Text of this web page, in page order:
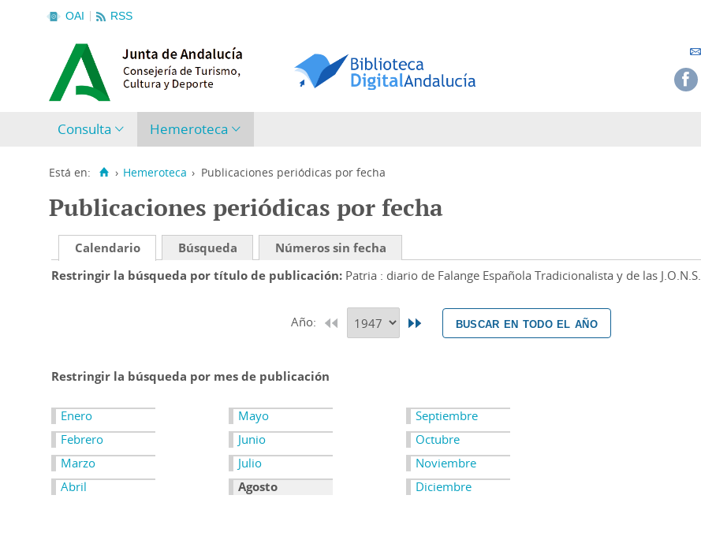
OAI RSS
Consulta Hemeroteca
Está en: › Hemeroteca › Publicaciones periódicas por fecha
Publicaciones periódicas por fecha
Calendario Búsqueda
Números sin fecha
Restringir la búsqueda por título de publicación Patria : diario de Falange Española Tradicionalista y de las J.O.N.S.
Año: buscar en todo el año
Restringir la búsqueda por mes de publicación
Enero
Febrero
Marzo
Abril
Mayo
Junio
Julio
Agosto
Septiembre
Octubre
Noviembre
Diciembre